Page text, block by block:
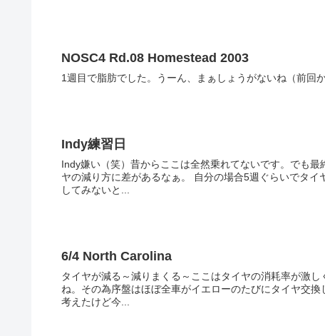
NOSC4 Rd.08 Homestead 2003
Indy練習日
Indy嫌い（笑）昔からここは全然乗れてないです。でも
ヤの減り方に差があるなぁ。 自分の場合5週ぐらいでタイヤがたれてくるのでさらにタイムも落ちていくと。この辺を見直
してみないと...
6/4 North Carolina
タイヤが減る～減りまくる～ここはタイヤの消耗率が激
ね。その為序盤はほぼ全車がイエローのたびにタイヤ交
考えたけど今...